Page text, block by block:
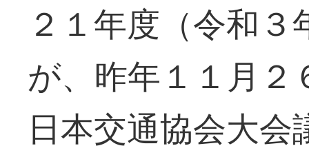
２１年度（令和
が、昨年１１月
日本交通協会大